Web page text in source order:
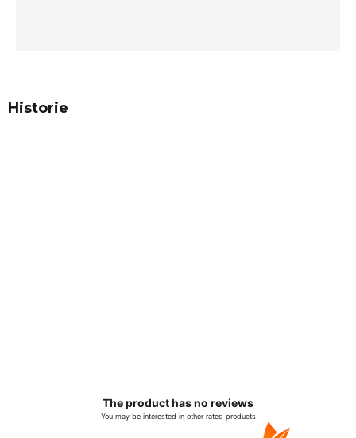
Historie
The product has no reviews
You may be interested in other rated products